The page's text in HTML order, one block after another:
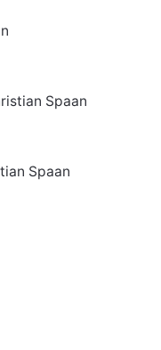
Spaan
Spaan